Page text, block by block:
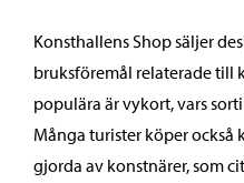
Konsthallens Shop säljer
bruksföremål relaterade till
populära är vykort, vars
Många turister köper också
gjorda av konstnärer, som